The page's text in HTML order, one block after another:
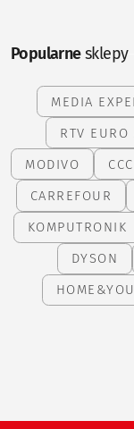
Popularnesklepy
MEDIA
RTV EURO
MODIVO
CCC
CARREFOUR
KOMPUTRONIK
DYSON
HOME&YOU